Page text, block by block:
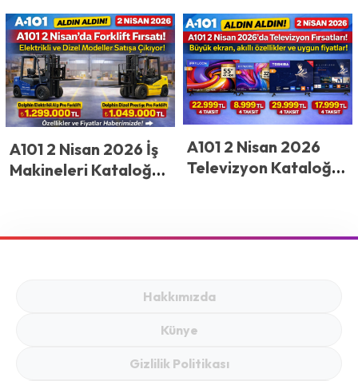
A101’de Fiyatlar
Düşüyor! Dana Kıyma
279 TL, Bütün Tavuk
95 TL: 2-5 Nisan
Fırsatları Açıklandı
Kamyonet ve
Motosiklet Fırsatları
A101 2 Nisan 2026 İş
Makineleri Kataloğu:
A101 2 Nisan 2026
Televizyon Kataloğu:
Hakkımızda
Künye
Gizlilik Politikası